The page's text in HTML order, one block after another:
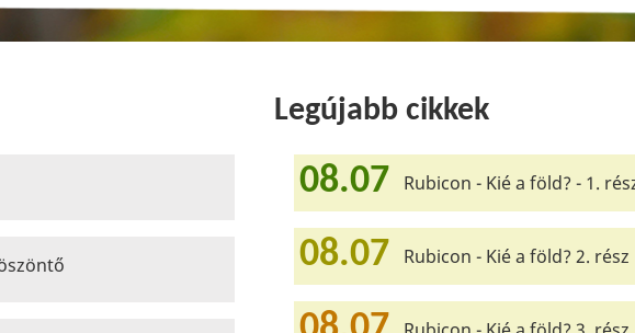
Legújabb cikkek
08.07 Rubicon - Kié a föld? - 1.
08.07 Rubicon - Kié a föld? 2. rész